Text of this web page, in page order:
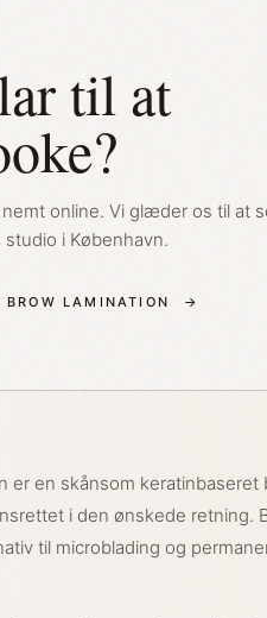
til at
online. Vi glæder os til at
studio i København.
BROW LAMINATION →
er en skånsom
i den ønskede retning.
til microblading og